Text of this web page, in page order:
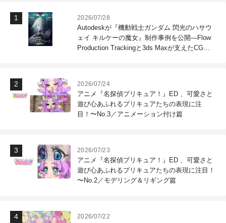
2026/07/28
Autodeskが『機動戦士ガンダム 閃光のハサウ
ェイ キルケーの魔女』制作事例を公開―Flow
Production Trackingと3ds Maxが支えたCG制
2026/07/24
アニメ『名探偵プリキュア！』ED 、可愛さと
遊び心あふれるプリキュアたちの表現に注
目！〜No.3／アニメーション付け篇
2026/07/23
アニメ『名探偵プリキュア！』ED 、可愛さと
遊び心あふれるプリキュアたちの表現に注目！
〜No.2／モデリング＆リギング篇
2026/07/22